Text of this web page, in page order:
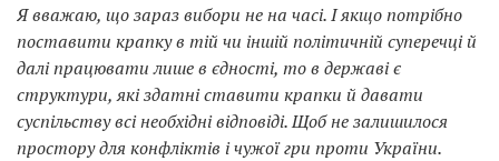
Я вважаю, що зараз вибори не на часі. І якщо потрібно
поставити крапку в тій чи іншій політичній суперечці й
далі працювати лише в єдності, то в державі є
структури, які здатні ставити крапки й давати
суспільству всі необхідні відповіді. Щоб не залишилося
простору для конфліктів і чужої гри проти України.